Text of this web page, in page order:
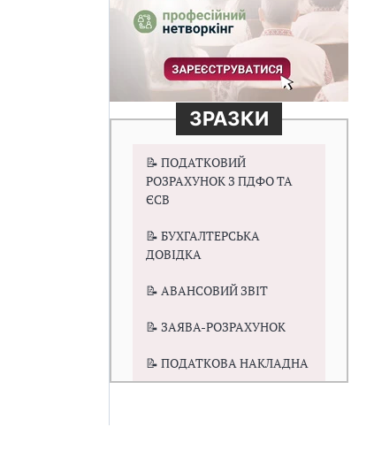
ЗРАЗКИ
📝 ПОДАТКОВИЙ
РОЗРАХУНОК З ПДФО ТА
ЄСВ
📝 БУХГАЛТЕРСЬКА
ДОВІДКА
📝 АВАНСОВИЙ ЗВІТ
📝 ЗАЯВА-РОЗРАХУНОК
📝 ПОДАТКОВА НАКЛАДНА